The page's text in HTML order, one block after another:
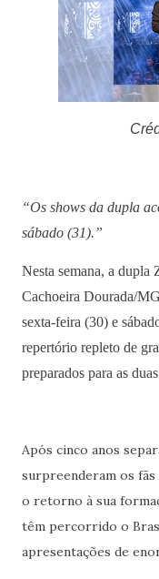
“Os shows da dupla
sábado (31).”
Nesta semana, a dupla
Cachoeira Dourada/
sexta-feira (30) e
repertório repleto de
preparados para as
Após cinco anos
surpreenderam os
o retorno à sua
têm percorrido o
apresentações de